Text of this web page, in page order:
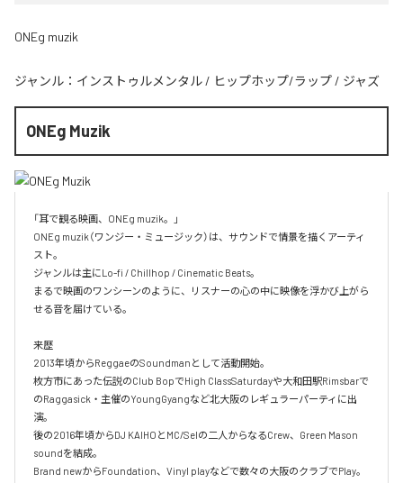
ONEg muzik
ジャンル： インストゥルメンタル / ヒップホップ/ラップ / ジャズ
ONEg Muzik
「耳で観る映画、ONEg muzik。」
ONEg muzik（ワンジー・ミュージック）は、サウンドで情景を描くアーティ
スト。
ジャンルは主にLo-fi / Chillhop / Cinematic Beats。
まるで映画のワンシーンのように、リスナーの心の中に映像を浮かび上がら
せる音を届けている。
来歴
2013年頃からReggaeのSoundmanとして活動開始。
枚方市にあった伝説のClub BopでHigh ClassSaturdayや大和田駅Rimsbarで
のRaggasick・主催のYoungGyangなど北大阪のレギュラーパーティに出
演。
後の2016年頃からDJ KAIHOとMC/Selの二人からなるCrew、Green Mason
soundを結成。
Brand newからFoundation、Vinyl playなどで数々の大阪のクラブでPlay。